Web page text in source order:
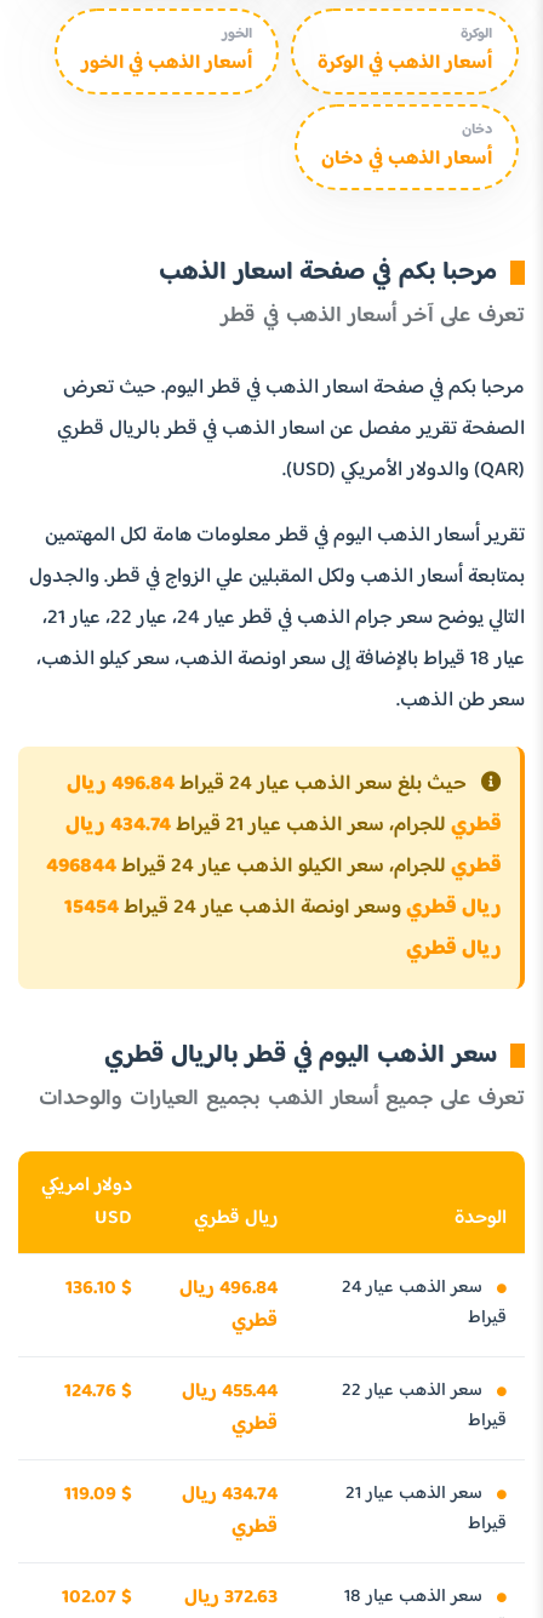
الوكرة
أسعار الذهب في الوكرة
الخور
أسعار الذهب في الخور
دخان
أسعار الذهب في دخان
مرحبا بكم في صفحة اسعار الذهب
تعرف على آخر أسعار الذهب في قطر
مرحبا بكم في صفحة اسعار الذهب في قطر اليوم. حيث تعرض
الصفحة تقرير مفصل عن اسعار الذهب في قطر بالريال قطري
(QAR) والدولار الأمريكي (USD).
تقرير أسعار الذهب اليوم في قطر معلومات هامة لكل المهتمين
بمتابعة أسعار الذهب ولكل المقبلين علي الزواج في قطر. والجدول
التالي يوضح سعر جرام الذهب في قطر عيار 24، عيار 22، عيار 21،
عيار 18 قيراط بالإضافة إلى سعر اونصة الذهب، سعر كيلو الذهب،
سعر طن الذهب.
حيث بلغ سعر الذهب عيار 24 قيراط
496.84 ريال
قطريللجرام، سعر الذهب عيار 21 قيراط
434.74 ريال
قطريللجرام، سعر الكيلو الذهب عيار 24 قيراط
496844
ريال قطريوسعر اونصة الذهب عيار 24 قيراط
15454
ريال قطري
سعر الذهب اليوم في قطر بالريال قطري
تعرف على جميع أسعار الذهب بجميع العيارات والوحدات
الوحدة ريال قطري
دولار امريكي
USD
سعر الذهب عيار 24
قيراط
496.84 ريال
قطري
136.10 $
سعر الذهب عيار 22
قيراط
455.44 ريال
قطري
124.76 $
سعر الذهب عيار 21
قيراط
434.74 ريال
قطري
119.09 $
سعر الذهب عيار 18
372.63 ريال
102.07 $